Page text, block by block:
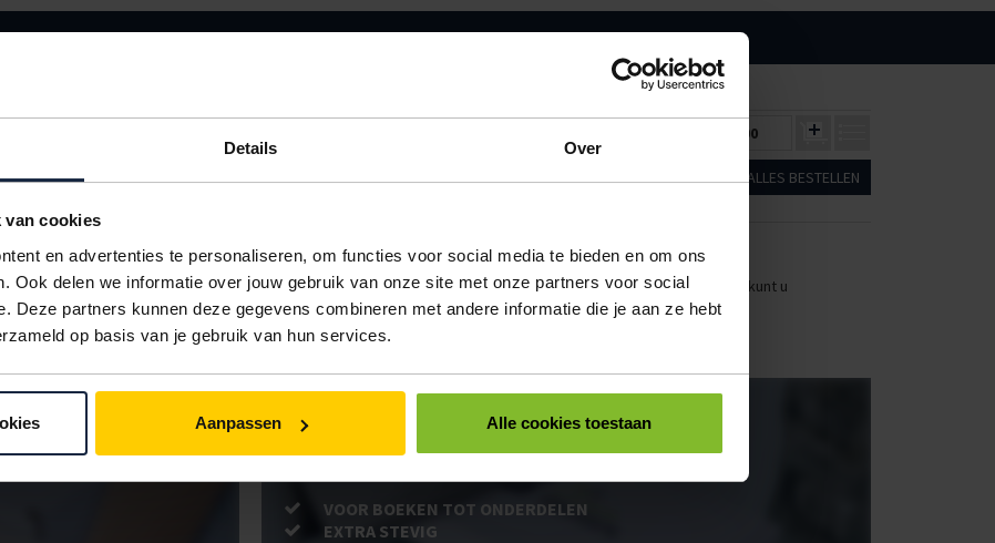
Details Over
van cookies
en advertenties te personaliseren, om functies voor social media te bieden en om ons
Ook delen we informatie over jouw gebruik van onze site met onze partners voor social
Deze partners kunnen deze gegevens combineren met andere informatie die je aan ze hebt
op basis van je gebruik van hun services.
Aanpassen Alle cookies toestaan
10000
€0,00
IN BESTELLING ALLES BESTELLEN
Gebruik bestel- en offertelijsten om eenvoudig en snel producten te bestellen. Uw bestel- en offertelijsten kunt u
administratie!
BRIEVENBUSDOOS BEDRUKKEN
Post stevig verpakt
VOOR BOEKEN TOT ONDERDELEN
EXTRA STEVIG